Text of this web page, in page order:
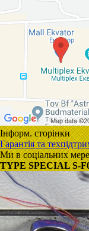
Інформ. сторінки
Гарантія та
Ми в соціальних
TYPE SPECIAL S-